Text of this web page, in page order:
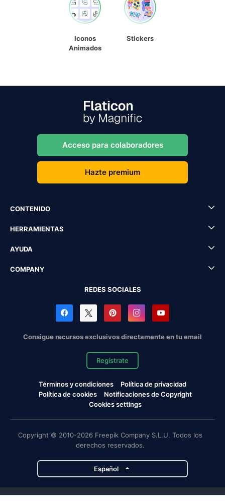
Iconos
Animados
Stickers
Acceso para colaboradores
Hazte premium
CONTENIDO
HERRAMIENTAS
AYUDA
COMPANY
REDES SOCIALES
Consigue recursos exclusivos directamente en tu email
Regístrate
Términos y condiciones
Política de privacidad
Política de cookies
Notificaciones de Copyright
Cookies settings
Copyright © 2010-2026 Freepik Company S.L.U. Todos los
derechos reservados.
Español